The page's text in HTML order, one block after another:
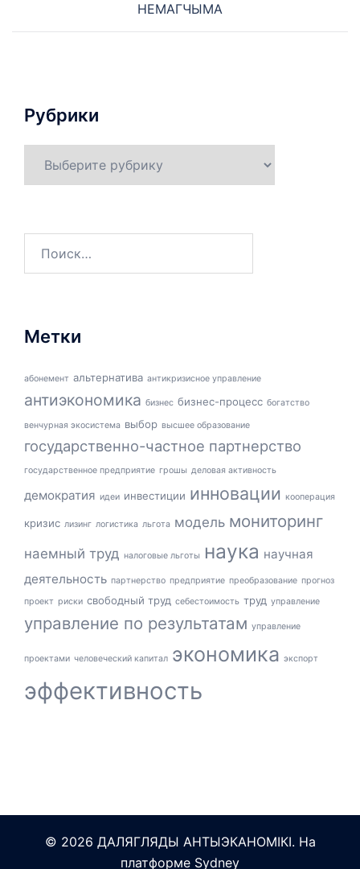
записям
НЕМАГЧЫМА
Рубрики
Метки
абонемент альтернатива антикризисное управление
антиэкономика бизнес бизнес-процесс богатство
венчурная экосистема выбор высшее образование
государственно-частное партнерство
государственное предприятие грошы деловая активность
демократия идеи инвестиции инновации кооперация
кризис лизинг логистика льгота модель мониторинг
наемный труд налоговые льготы наука научная
деятельность партнерство предприятие преобразование прогноз
проект риски свободный труд себестоимость труд управление
управление по результатам управление
проектами человеческий капитал экономика экспорт
эффективность
© 2026 ДАЛЯГЛЯДЫ АНТЫЭКАНОМІКІ. На
платформе Sydney